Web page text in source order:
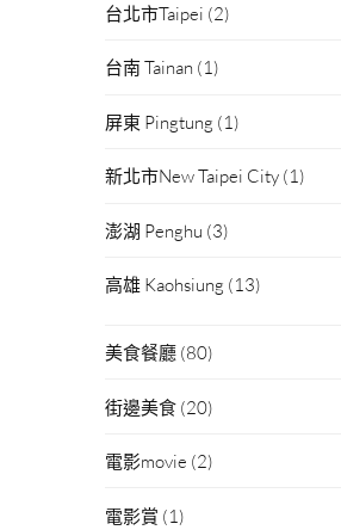
台北市Taipei (2)
台南 Tainan (1)
屏東 Pingtung (1)
新北市New Taipei City (1)
澎湖 Penghu (3)
高雄 Kaohsiung (13)
美食餐廳 (80)
街邊美食 (20)
電影movie (2)
電影賞 (1)